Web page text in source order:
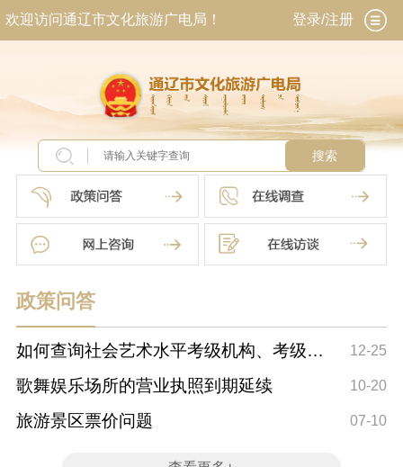
欢迎访问通辽市文化旅游广电局！ 登录/注册
搜索
政策问答
如何查询社会艺术水平考级机构、考级成
绩和证书
12-25
歌舞娱乐场所的营业执照到期延续 10-20
旅游景区票价问题 07-10